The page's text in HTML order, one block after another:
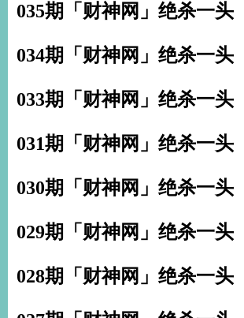
035期「财神网」绝杀一头
034期「财神网」绝杀一头
033期「财神网」绝杀一头
031期「财神网」绝杀一头
030期「财神网」绝杀一头
029期「财神网」绝杀一头
028期「财神网」绝杀一头